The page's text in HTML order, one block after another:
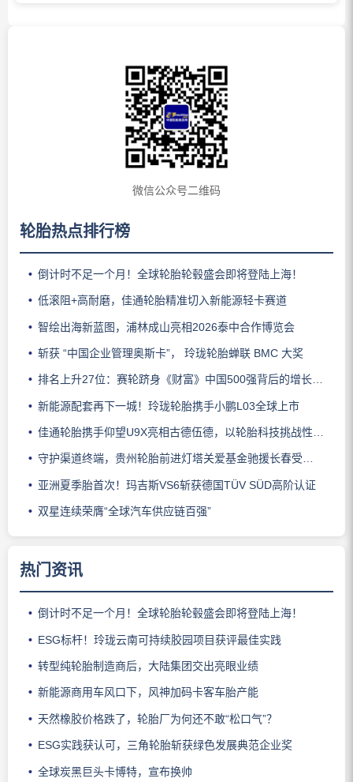
微信公众号二维码
轮胎热点排行榜
倒计时不足一个月！全球轮胎轮毂盛会即将登陆上海！
低滚阻+高耐磨，佳通轮胎精准切入新能源轻卡赛道
智绘出海新蓝图，浦林成山亮相2026泰中合作博览会
斩获 “中国企业管理奥斯卡”， 玲珑轮胎蝉联 BMC 大奖
排名上升27位：赛轮跻身《财富》中国500强背后的增长逻辑
新能源配套再下一城！玲珑轮胎携手小鹏L03全球上市
佳通轮胎携手仰望U9X亮相古德伍德，以轮胎科技挑战性能边界
守护渠道终端，贵州轮胎前进灯塔关爱基金驰援长春受灾门店
亚洲夏季胎首次！玛吉斯VS6斩获德国TÜV SÜD高阶认证
双星连续荣膺“全球汽车供应链百强”
热门资讯
倒计时不足一个月！全球轮胎轮毂盛会即将登陆上海！
ESG标杆！玲珑云南可持续胶园项目获评最佳实践
转型纯轮胎制造商后，大陆集团交出亮眼业绩
新能源商用车风口下，风神加码卡客车胎产能
天然橡胶价格跌了，轮胎厂为何还不敢“松口气”？
ESG实践获认可，三角轮胎斩获绿色发展典范企业奖
全球炭黑巨头卡博特，宣布换帅